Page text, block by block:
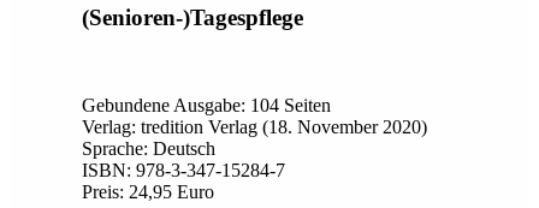
(Senioren-)Tagespflege
Gebundene Ausgabe: 104 Seiten
Verlag: tredition Verlag (18. November 2020)
Sprache: Deutsch
ISBN: 978-3-347-15284-7
Preis: 24,95 Euro